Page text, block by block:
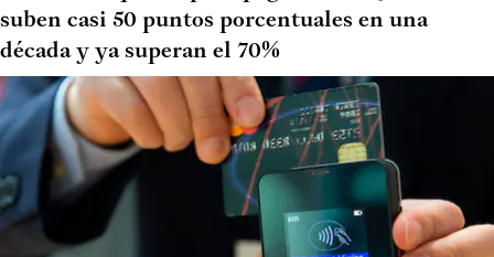
suben casi 50 puntos porcentuales en una
década y ya superan el 70%